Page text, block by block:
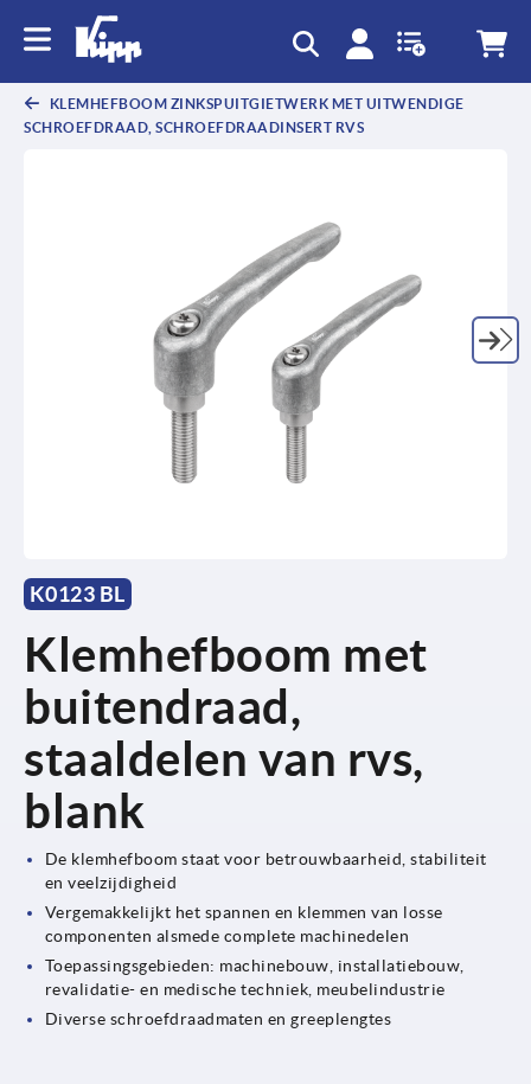
KLEMHEFBOOM ZINKSPUITGIETWERK MET UITWENDIGE
SCHROEFDRAAD, SCHROEFDRAADINSERT RVS
K0123 BL
Klemhefboom met
buitendraad,
staaldelen van rvs,
blank
De klemhefboom staat voor betrouwbaarheid, stabiliteit
en veelzijdigheid
Vergemakkelijkt het spannen en klemmen van losse
componenten alsmede complete machinedelen
Toepassingsgebieden: machinebouw, installatiebouw,
revalidatie- en medische techniek, meubelindustrie
Diverse schroefdraadmaten en greeplengtes